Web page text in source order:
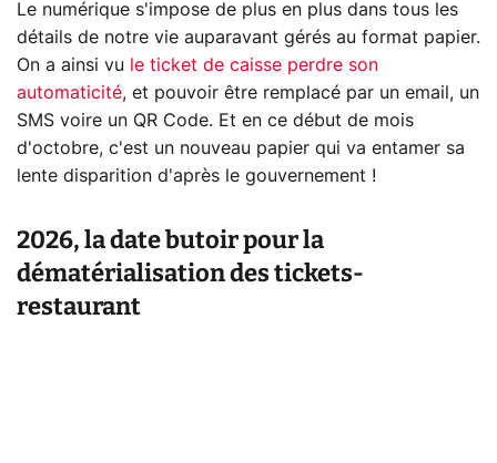
Le numérique s'impose de plus en plus dans tous les
détails de notre vie auparavant gérés au format papier.
On a ainsi vu
le ticket de caisse perdre son
automaticité, et pouvoir être remplacé par un email, un
SMS voire un QR Code. Et en ce début de mois
d'octobre, c'est un nouveau papier qui va entamer sa
lente disparition d'après le gouvernement !
2026, la date butoir pour la
dématérialisation des tickets-
restaurant